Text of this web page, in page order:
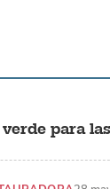
para